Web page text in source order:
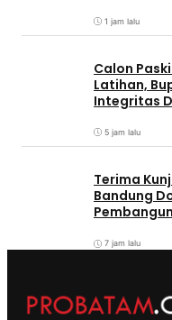
1 jam lalu
Calon
Latihan,
Integritas
5 jam lalu
Terima
Bandung
7 jam lalu